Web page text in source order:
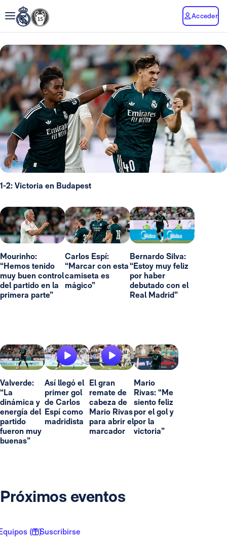
Acceder
1-2: Victoria en Budapest
Mourinho:
“Hemos tenido
muy buen control
del partido en la
primera parte”
Carlos Espí:
“Marcar con esta
camiseta es
mágico”
Bernardo Silva:
“Estoy muy feliz
por haber
debutado con el
Real Madrid”
Valverde:
“La
dinámica y
energía del
partido
fueron muy
buenas”
Así llegó el
primer gol
de Carlos
Espí como
madridista
El gran
remate de
cabeza de
Mario Rivas
para abrir el
marcador
Mario
Rivas: “Me
siento feliz
por el gol y
por la
victoria”
Próximos eventos
( 1 )Suscribirse